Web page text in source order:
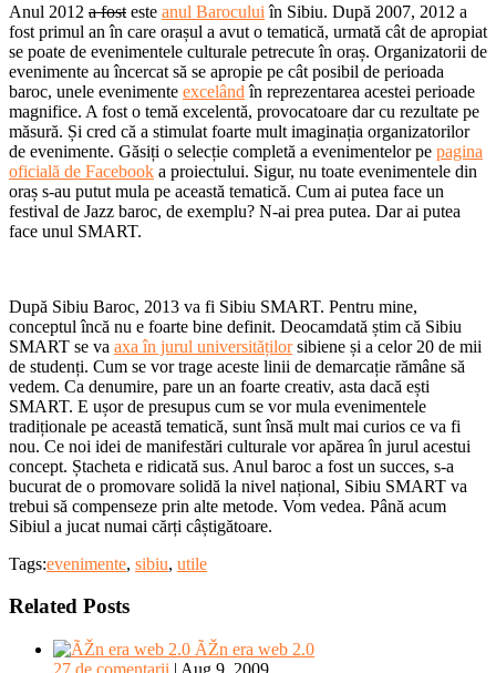
Anul 2012 a fost este anul Barocului în Sibiu. După 2007, 2012 a
fost primul an în care orașul a avut o tematică, urmată cât de apropiat
se poate de evenimentele culturale petrecute în oraș. Organizatorii de
evenimente au încercat să se apropie pe cât posibil de perioada
baroc, unele evenimente excelând în reprezentarea acestei perioade
magnifice. A fost o temă excelentă, provocatoare dar cu rezultate pe
măsură. Și cred că a stimulat foarte mult imaginația organizatorilor
de evenimente. Găsiți o selecție completă a evenimentelor pe pagina
oficială de Facebook a proiectului. Sigur, nu toate evenimentele din
oraș s-au putut mula pe această tematică. Cum ai putea face un
festival de Jazz baroc, de exemplu? N-ai prea putea. Dar ai putea
face unul SMART.
După Sibiu Baroc, 2013 va fi Sibiu SMART. Pentru mine,
conceptul încă nu e foarte bine definit. Deocamdată știm că Sibiu
SMART se va axa în jurul universitățilorsibiene și a celor 20 de mii
de studenți. Cum se vor trage aceste linii de demarcație rămâne să
vedem. Ca denumire, pare un an foarte creativ, asta dacă ești
SMART. E ușor de presupus cum se vor mula evenimentele
tradiționale pe această tematică, sunt însă mult mai curios ce va fi
nou. Ce noi idei de manifestări culturale vor apărea în jurul acestui
concept. Ștacheta e ridicată sus. Anul baroc a fost un succes, s-a
bucurat de o promovare solidă la nivel național, Sibiu SMART va
trebui să compenseze prin alte metode. Vom vedea. Până acum
Sibiul a jucat numai cărți câștigătoare.
Tags:evenimente, sibiu, utile
Related Posts
ÃŽn era web 2.0
27 de comentarii | Aug 9, 2009